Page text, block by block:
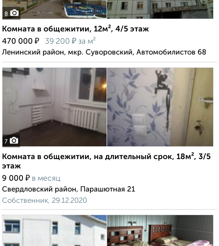
8
Комната в общежитии, 12м², 4/5 этаж
470 000 ₽ 39 200 ₽ за м²
Ленинский район, мкр. Суворовский, Автомобилистов 68
7
Комната в общежитии, на длительный срок, 18м², 3/5
этаж
9 000 ₽ в месяц
Свердловский район, Парашютная 21
Собственник, 29.12.2020